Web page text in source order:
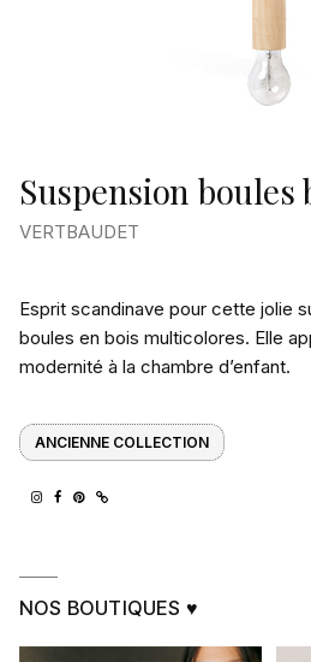
Suspension boules
VERTBAUDET
Pourquoi
on
l’aime
Esprit scandinave pour cette jolie
boules en bois multicolores. Elle
modernité à la chambre d’enfant.
ANCIENNE COLLECTION
NOS BOUTIQUES ♥